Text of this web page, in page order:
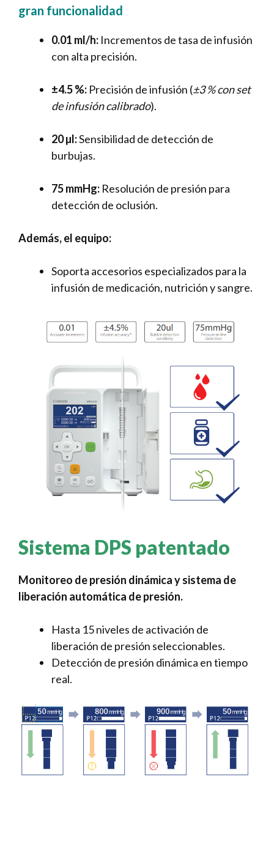
gran funcionalidad
0.01 ml/h: Incrementos de tasa de infusión
con alta precisión.
±4.5 %: Precisión de infusión (±3 % con set
de infusión calibrado).
20 µl:Sensibilidad de detección de
burbujas.
75 mmHg: Resolución de presión para
detección de oclusión.
Además, el equipo:
Soporta accesorios especializados para la
infusión de medicación, nutrición y sangre.
Sistema DPS patentado
Monitoreo de presión dinámica y sistema de
liberación automática de presión.
Hasta 15 niveles de activación de
liberación de presión seleccionables.
Detección de presión dinámica en tiempo
real.